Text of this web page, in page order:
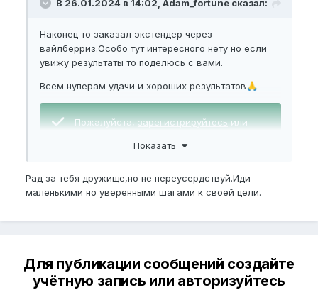
В 26.01.2024 в 14:02, Adam_fortune сказал:
Наконец то заказал экстендер через
вайлберриз.Особо тут интересного нету но если
увижу результаты то поделюсь с вами.
Всем нуперам удачи и хороших результатов 🙏
Пожалуйста,зарегистрируйтесьили
изображение.
Мечта теперь превратилась в цель*
Показать
Рад за тебя дружище,но не переусердствуй.Иди
маленькими но уверенными шагами к своей цели.
Для публикации сообщений создайте
учётную запись или авторизуйтесь